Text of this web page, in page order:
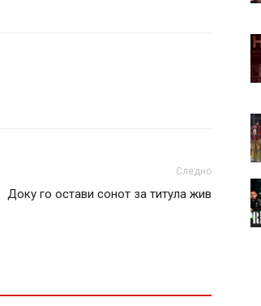
Следно
Доку го остави сонот за титула жив